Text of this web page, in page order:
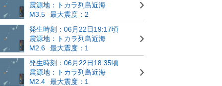
震源地：トカラ列島近海
M3.5
最大震度：2
発生時刻：06月22日19:17頃
震源地：トカラ列島近海
M2.6
最大震度：1
発生時刻：06月22日18:35頃
震源地：トカラ列島近海
M2.4
最大震度：1